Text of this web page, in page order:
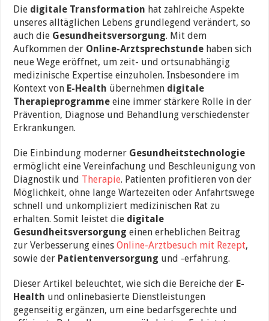
Die digitale Transformation hat zahlreiche Aspekte
unseres alltäglichen Lebens grundlegend verändert, so
auch die Gesundheitsversorgung. Mit dem
Aufkommen der Online-Arztsprechstunde haben sich
neue Wege eröffnet, um zeit- und ortsunabhängig
medizinische Expertise einzuholen. Insbesondere im
Kontext von E-Health übernehmen digitale
Therapieprogramme eine immer stärkere Rolle in der
Prävention, Diagnose und Behandlung verschiedenster
Erkrankungen.
Die Einbindung moderner Gesundheitstechnologie
ermöglicht eine Vereinfachung und Beschleunigung von
Diagnostik und Therapie. Patienten profitieren von der
Möglichkeit, ohne lange Wartezeiten oder Anfahrtswege
schnell und unkompliziert medizinischen Rat zu
erhalten. Somit leistet die digitale
Gesundheitsversorgung einen erheblichen Beitrag
zur Verbesserung einesOnline-Arztbesuch mit Rezept,
sowie der Patientenversorgung und -erfahrung.
Dieser Artikel beleuchtet, wie sich die Bereiche der E-
Health und onlinebasierte Dienstleistungen
gegenseitig ergänzen, um eine bedarfsgerechte und